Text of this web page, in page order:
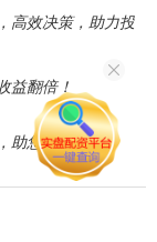
高效决策，助力投
益翻倍！
，助您财富增值！